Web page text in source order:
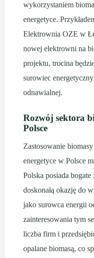
wykorzystaniem
energetyce.
Elektrownia OZE w
nowej elektrowni na
projektu, trocina
surowiec
odnawialnej.
Rozwój sektora
Polsce
Zastosowanie
energetyce w Polsce
Polska posiada bogate
doskonałą okazję do
jako surowca energii
zainteresowania tym
liczba firm i
opalane biomasą, co